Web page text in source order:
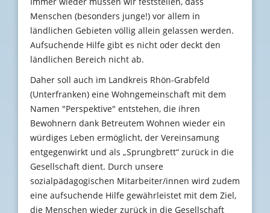
Menschen (besonders junge!) vor allem in
ländlichen Gebieten völlig allein gelassen werden.
Aufsuchende Hilfe gibt es nicht oder deckt den
ländlichen Bereich nicht ab.
Daher soll auch im Landkreis Rhön-Grabfeld
(Unterfranken) eine Wohngemeinschaft mit dem
Namen "Perspektive" entstehen, die ihren
Bewohnern dank Betreutem Wohnen wieder ein
würdiges Leben ermöglicht, der Vereinsamung
entgegenwirkt und als „Sprungbrett“ zurück in die
Gesellschaft dient. Durch unsere
sozialpädagogischen Mitarbeiter/innen wird zudem
eine aufsuchende Hilfe gewährleistet mit dem Ziel,
die Menschen wieder zurück in die Gesellschaft